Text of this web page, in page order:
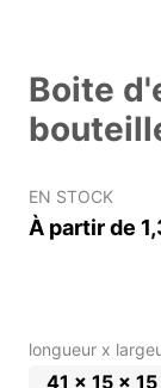
Boite
EN STOCK
À partir de
longueur x
41 x 15 x